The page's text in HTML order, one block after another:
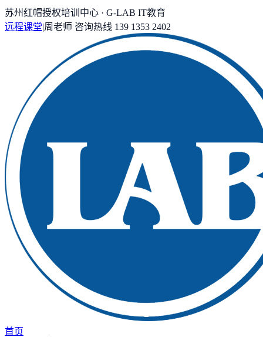
苏州红帽授权培训中心 · G-LAB IT教育
远程课堂|周老师 咨询热线 139 1353 2402
首页